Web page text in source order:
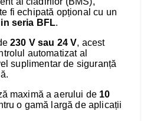
fi echipată opțional cu un
seria BFL.
230 Vsau 24 V, acest
automatizat al
suplimentar de siguranță
maximă a aerului de 10
o gamă largă de aplicații